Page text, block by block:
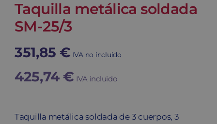
Taquilla metálica soldada
SM-25/3
351,85 € IVA no incluido
425,74 € IVA incluido
Taquilla metálica soldada de 3 cuerpos, 3